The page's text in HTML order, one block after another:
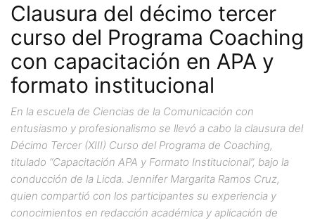
Clausura del décimo tercer
curso del Programa Coaching
con capacitación en APA y
formato institucional
En la escuela de Ciencias de la Comunicación con
entusiasmo y profesionalismo se llevó a cabo la clausura del
Décimo Tercer (XIII) Curso del Programa de Coaching,
titulado “Capacitación APA y Formato Institucional”, bajo la
conducción de la Licda. Jennifer Margarita Ramos Cruz,
quien compartió con los participantes su experiencia y
conocimientos en redacción académica y aplicación de